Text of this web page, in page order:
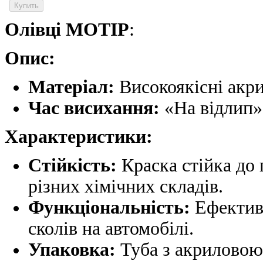
Олівці MOTIP:
Опис:
Матеріал: Високоякісні
Час висихання: «На
Характеристики:
Стійкість: Краска стійка
різних хімічних складів.
Функціональність:
сколів на автомобілі.
Упаковка: Туба з